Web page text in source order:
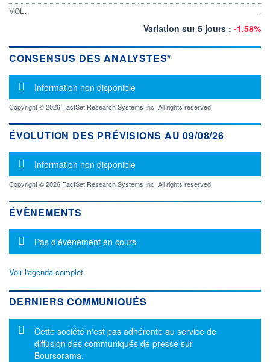
VOL.
-
Variation sur 5 jours : -1,58%
CONSENSUS DES ANALYSTES*
Message d'information
Information non disponible
Copyright © 2026 FactSet Research Systems Inc. All rights reserved.
ÉVOLUTION DES PRÉVISIONS AU 09/08/26
Message d'information
Information non disponible
Copyright © 2026 FactSet Research Systems Inc. All rights reserved.
ÉVÈNEMENTS
Message d'information
Pas d'évènement en cours
Voir l'agenda complet
DERNIERS COMMUNIQUÉS
Message d'information
Cette société n'est pas adhérente au service de
diffusion des communiqués de presse sur
Boursorama.